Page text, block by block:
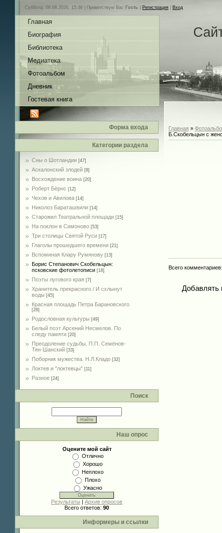
Суббота, 08.08.2026, 15:36 | Приветствую Вас Гость Регистрация Вход
Главная
Биография
Библиотека
Медиатека
Фотоальбом
Дневник
Гостевая книга
Форма входа
Категории раздела
Сны о Шотландии [47]
Аскалонский злодей [8]
Восхождение воина [20]
Роберт Бёрнс [12]
Чехов и Авилова [14]
Николоз Бараташвили [14]
Cтарожил Театральной площади [15]
На поклон в Симоново [53]
Три столицы Святой Руси [17]
Глаголы прошедшего времени [21]
Вспоминая Клару Румянову [13]
Борис Степанович Скобельцын:
псковские фотолетописи [18]
Поэты лугового края [7]
Хранитель прекрасного / И схлынут
воды [45]
Красная площадь Петра Барановского
[28]
Родословная культуры [49]
Белый поэт Арсений Несмелов. По
следу памяти [20]
Преодоление судьбы. П.П. Семёнов-
Тян-Шанский [33]
Поборник мужества. Н.Л.Кладо [32]
Локтев и "локтевцы" [11]
Разное [24]
Поиск
Наш опрос
Оцените мой сайт
Отлично
Хорошо
Неплохо
Плохо
Ужасно
Результаты | Архив опросов
Всего ответов: 90
Информеры и ссылки
Главная »
Б.Скобельцын с
Всего комментариев
Добавлять